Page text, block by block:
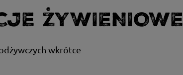
ŻYWIENIOWE
wkrótce